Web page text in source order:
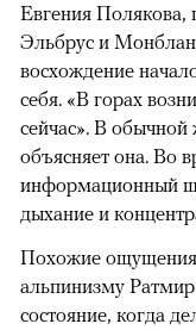
Евгения
Эльбрус и
восхождение
себя. «В горах
сейчас». В
объясняет она. Во
информационный
дыхание и
Похожие ощущения
альпинизму
состояние, когда